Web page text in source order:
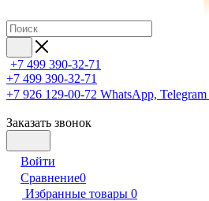
+7 499 390-32-71
+7 499 390-32-71
+7 926 129-00-72 WhatsApp, Telegram
Заказать звонок
Войти
Сравнение0
Избранные товары 0